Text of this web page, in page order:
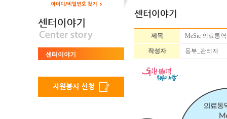
센터이야기
제목 MeSic 의료통
작성자 동부_관리자